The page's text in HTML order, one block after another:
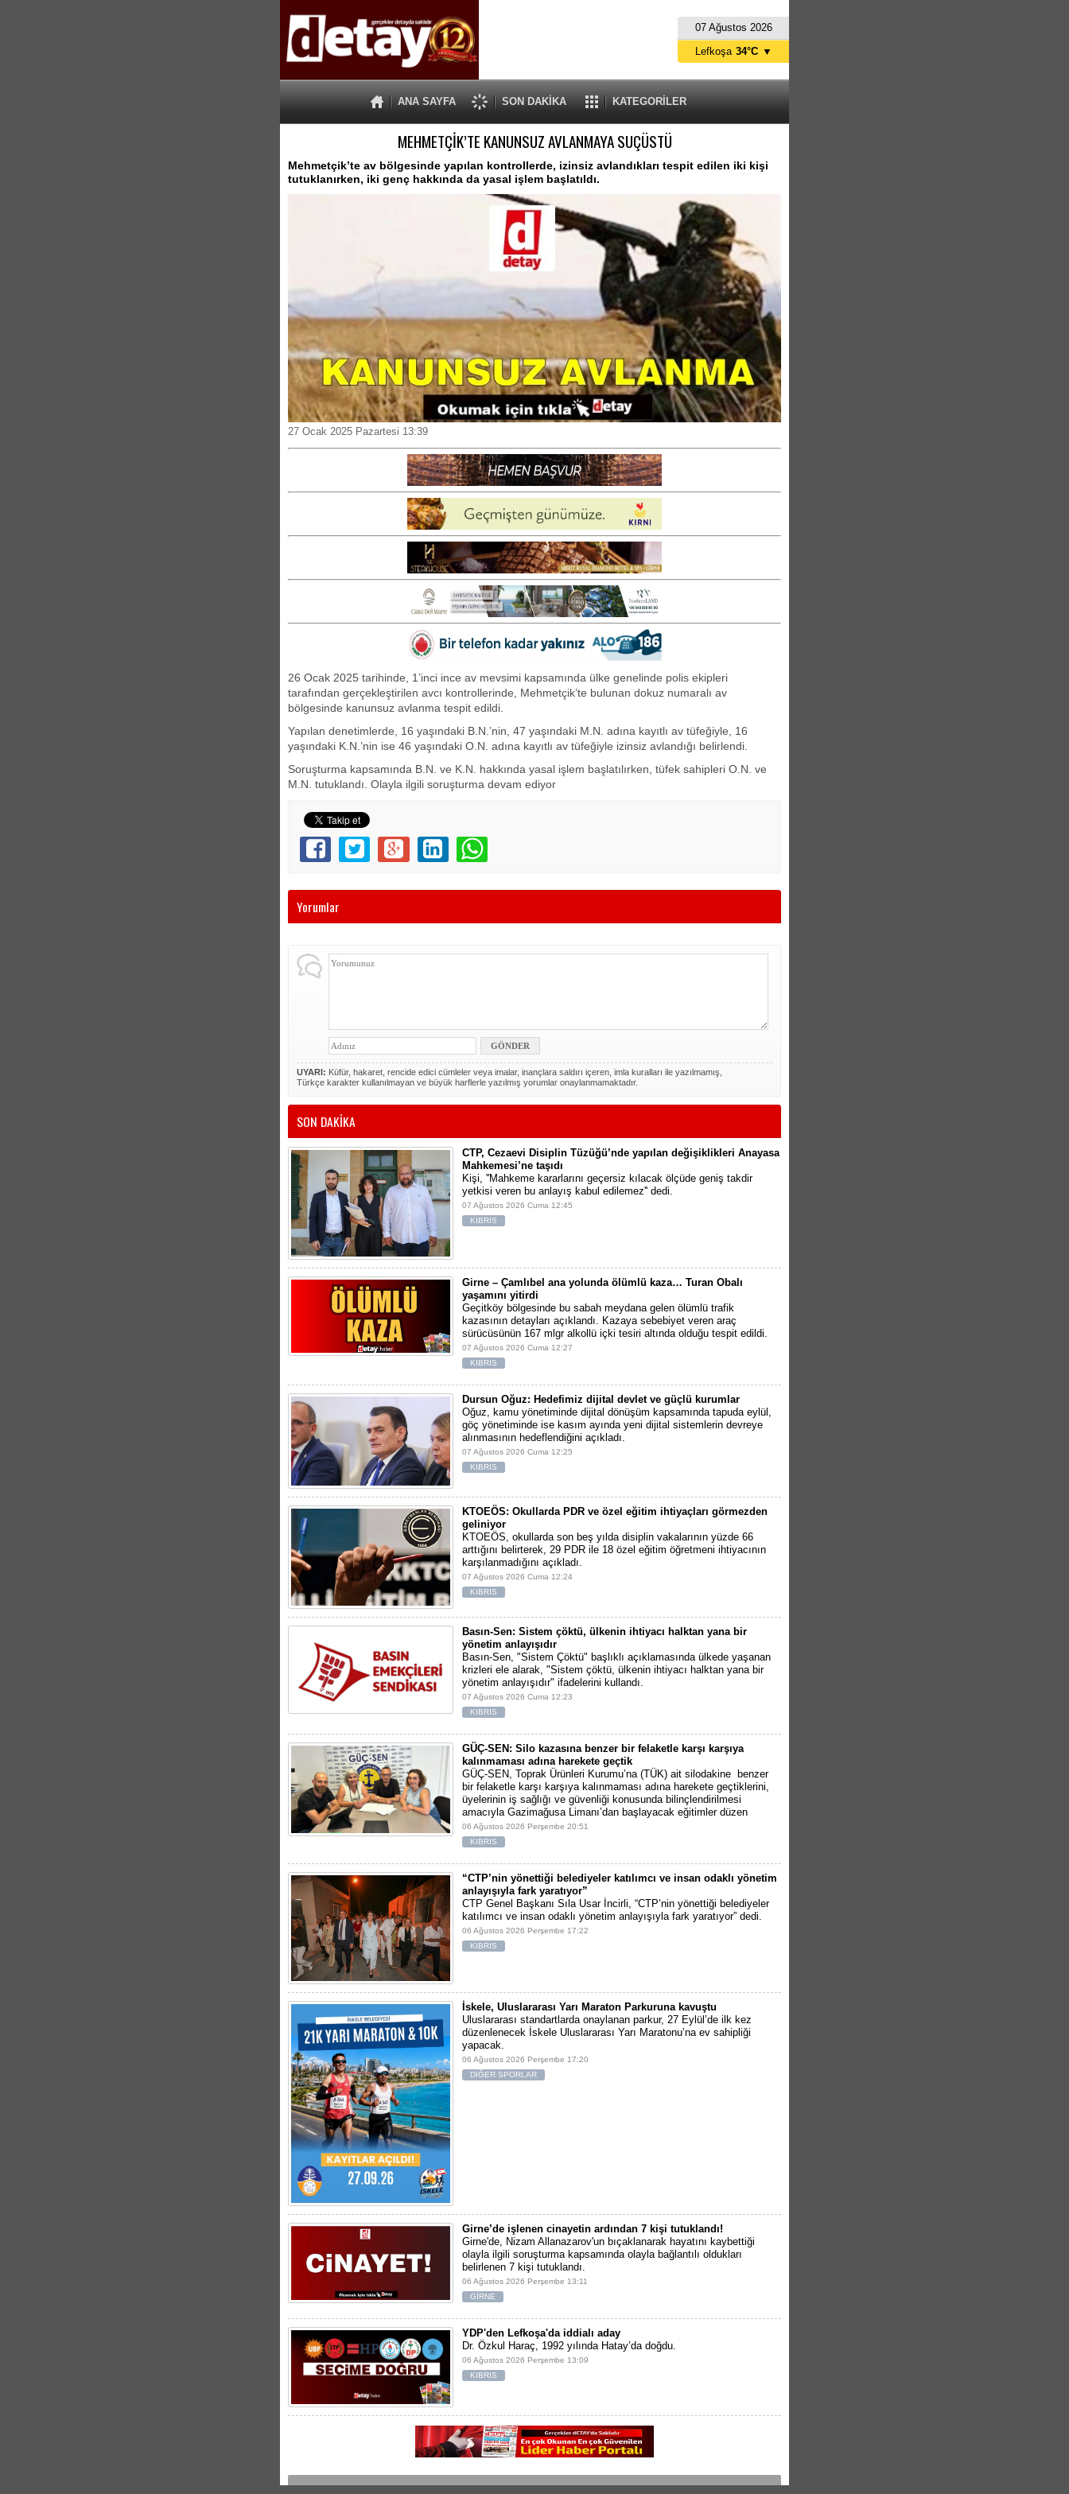
07 Ağustos 2026
ANA SAYFA SON DAKİKA KATEGORİLER
Lefkoşa 34°C ▼
İstanbul 27°C
MEHMETÇİK’TE KANUNSUZ AVLANMAYA SUÇÜSTÜ
Mehmetçik’te av bölgesinde yapılan kontrollerde, izinsiz avlandıkları tespit edilen iki kişi
tutuklanırken, iki genç hakkında da yasal işlem başlatıldı.
27 Ocak 2025 Pazartesi 13:39
26 Ocak 2025 tarihinde, 1’inci ince av mevsimi kapsamında ülke genelinde polis ekipleri
tarafından gerçekleştirilen avcı kontrollerinde, Mehmetçik’te bulunan dokuz numaralı av
bölgesinde kanunsuz avlanma tespit edildi.
Yapılan denetimlerde, 16 yaşındaki B.N.’nin, 47 yaşındaki M.N. adına kayıtlı av tüfeğiyle, 16
yaşındaki K.N.’nin ise 46 yaşındaki O.N. adına kayıtlı av tüfeğiyle izinsiz avlandığı belirlendi.
Soruşturma kapsamında B.N. ve K.N. hakkında yasal işlem başlatılırken, tüfek sahipleri O.N. ve
M.N. tutuklandı. Olayla ilgili soruşturma devam ediyor
Yorumlar
UYARI: Küfür, hakaret, rencide edici cümleler veya imalar, inançlara saldırı içeren, imla kuralları ile yazılmamış,
Türkçe karakter kullanılmayan ve büyük harflerle yazılmış yorumlar onaylanmamaktadır.
SON DAKİKA
CTP, Cezaevi Disiplin Tüzüğü’nde yapılan değişiklikleri Anayasa
Mahkemesi’ne taşıdı
Kişi, ''Mahkeme kararlarını geçersiz kılacak ölçüde geniş takdir
yetkisi veren bu anlayış kabul edilemez'' dedi.
07 Ağustos 2026 Cuma 12:45
KIBRIS
Girne – Çamlıbel ana yolunda ölümlü kaza… Turan Obalı
yaşamını yitirdi
Geçitköy bölgesinde bu sabah meydana gelen ölümlü trafik
kazasının detayları açıklandı. Kazaya sebebiyet veren araç
sürücüsünün 167 mlgr alkollü içki tesiri altında olduğu tespit edildi.
07 Ağustos 2026 Cuma 12:27
KIBRIS
Dursun Oğuz: Hedefimiz dijital devlet ve güçlü kurumlar
Oğuz, kamu yönetiminde dijital dönüşüm kapsamında tapuda eylül,
göç yönetiminde ise kasım ayında yeni dijital sistemlerin devreye
alınmasının hedeflendiğini açıkladı.
07 Ağustos 2026 Cuma 12:25
KIBRIS
KTOEÖS: Okullarda PDR ve özel eğitim ihtiyaçları görmezden
geliniyor
KTOEÖS, okullarda son beş yılda disiplin vakalarının yüzde 66
arttığını belirterek, 29 PDR ile 18 özel eğitim öğretmeni ihtiyacının
karşılanmadığını açıkladı.
07 Ağustos 2026 Cuma 12:24
KIBRIS
Basın-Sen: Sistem çöktü, ülkenin ihtiyacı halktan yana bir
yönetim anlayışıdır
Basın-Sen, "Sistem Çöktü" başlıklı açıklamasında ülkede yaşanan
krizleri ele alarak, "Sistem çöktü, ülkenin ihtiyacı halktan yana bir
yönetim anlayışıdır" ifadelerini kullandı.
07 Ağustos 2026 Cuma 12:23
KIBRIS
GÜÇ-SEN: Silo kazasına benzer bir felaketle karşı karşıya
kalınmaması adına harekete geçtik
GÜÇ-SEN, Toprak Ürünleri Kurumu’na (TÜK) ait silodakine benzer
bir felaketle karşı karşıya kalınmaması adına harekete geçtiklerini,
üyelerinin iş sağlığı ve güvenliği konusunda bilinçlendirilmesi
amacıyla Gazimağusa Limanı’dan başlayacak eğitimler düzen
06 Ağustos 2026 Perşembe 20:51
KIBRIS
“CTP’nin yönettiği belediyeler katılımcı ve insan odaklı yönetim
anlayışıyla fark yaratıyor”
CTP Genel Başkanı Sıla Usar İncirli, “CTP’nin yönettiği belediyeler
katılımcı ve insan odaklı yönetim anlayışıyla fark yaratıyor” dedi.
06 Ağustos 2026 Perşembe 17:22
KIBRIS
İskele, Uluslararası Yarı Maraton Parkuruna kavuştu
Uluslararası standartlarda onaylanan parkur, 27 Eylül’de ilk kez
düzenlenecek İskele Uluslararası Yarı Maratonu’na ev sahipliği
yapacak.
06 Ağustos 2026 Perşembe 17:20
DİĞER SPORLAR
Girne’de işlenen cinayetin ardından 7 kişi tutuklandı!
Girne'de, Nizam Allanazarov'un bıçaklanarak hayatını kaybettiği
olayla ilgili soruşturma kapsamında olayla bağlantılı oldukları
belirlenen 7 kişi tutuklandı.
06 Ağustos 2026 Perşembe 13:11
GİRNE
YDP'den Lefkoşa'da iddialı aday
Dr. Özkul Haraç, 1992 yılında Hatay’da doğdu.
06 Ağustos 2026 Perşembe 13:09
KIBRIS